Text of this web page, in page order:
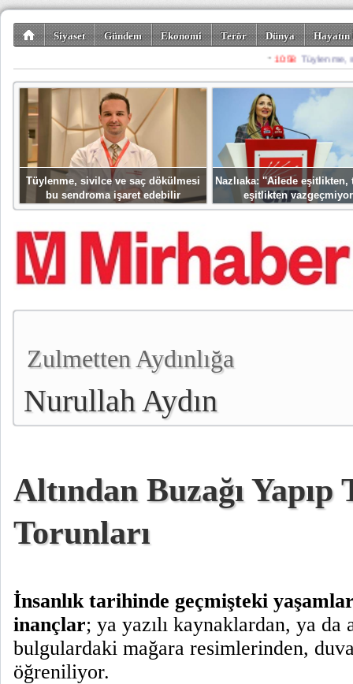
Siyaset Gündem Ekonomi Terör Dünya
Spor Misafir
Tüylenme, sivilce ve saç dökülmesi
bu sendroma işaret edebilir
Nazlıaka: ''Ailede eşitlikten,
eşitlikten
Zulmetten Aydınlığa
Nurullah Aydın
Altından Buzağı Yapıp
Torunları
İnsanlık tarihinde geçmişteki
inançlar; ya yazılı kaynaklardan, ya da
bulgulardaki mağara resimlerinden,
öğreniliyor.